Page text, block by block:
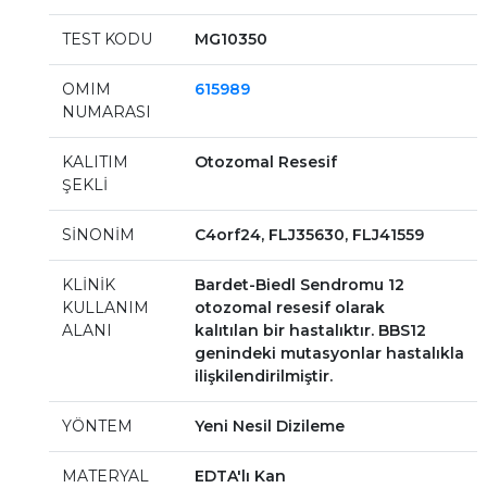
TEST KODU MG10350
OMIM
NUMARASI
615989
KALITIM
ŞEKLİ
Otozomal Resesif
SİNONİM C4orf24, FLJ35630, FLJ41559
KLİNİK
KULLANIM
ALANI
Bardet-Biedl Sendromu 12
otozomal resesif olarak
kalıtılan bir hastalıktır. BBS12
genindeki mutasyonlar hastalıkla
ilişkilendirilmiştir.
YÖNTEM Yeni Nesil Dizileme
MATERYAL
EDTA'lı Kan